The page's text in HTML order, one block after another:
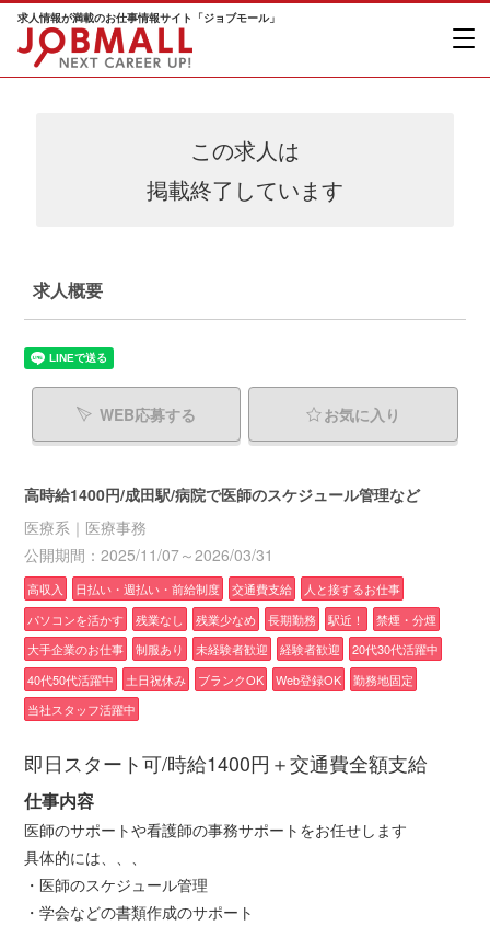
求人情報が満載のお仕事情報サイト「ジョブモール」
この求人は
掲載終了しています
求人概要
WEB応募する お気に入り
高時給1400円/成田駅/病院で医師のスケジュール管理など
医療系｜医療事務
公開期間：2025/11/07～2026/03/31
高収入 日払い・週払い・前給制度 交通費支給
人と接するお仕事
パソコンを活かす
残業なし 残業少なめ 長期勤務 駅近！
禁煙・分煙
大手企業のお仕事
制服あり 未経験者歓迎 経験者歓迎
20代30代活躍中
40代50代活躍中
土日祝休み ブランクOK Web登録OK
勤務地固定
当社スタッフ活躍中
即日スタート可/時給1400円＋交通費全額支給
仕事内容
医師のサポートや看護師の事務サポートをお任せします
具体的には、、、
・医師のスケジュール管理
・学会などの書類作成のサポート